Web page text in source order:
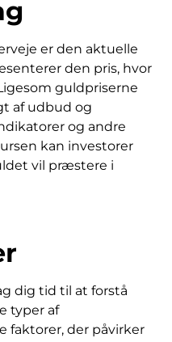
er den aktuelle
den pris, hvor
guldpriserne
af udbud og
og andre
kan investorer
vil præstere i
dig tid til at forstå
typer af
faktorer, der påvirker